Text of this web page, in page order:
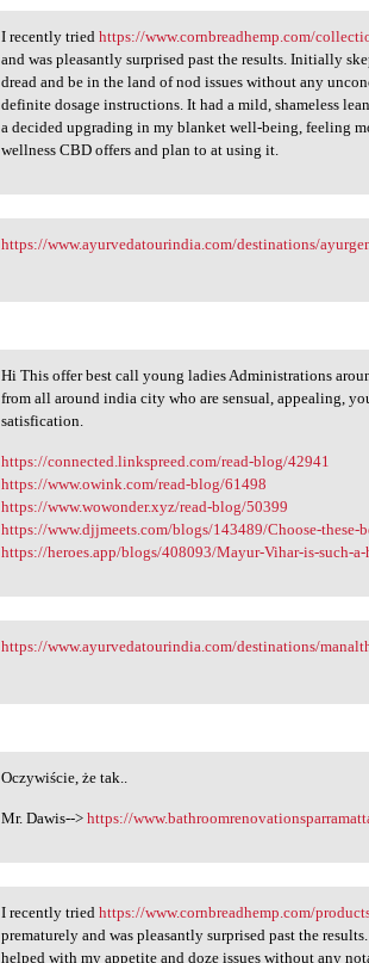
I recently tried https://www
I recently triedhttps://www.cornbreadhemp.com/
and was pleasantly surprised past the results. Initially
dread and be in the land of nod issues without any
definite dosage instructions. It had a mild, shameless
a decided upgrading in my blanket well-being, feeling
wellness CBD offers and plan to at using it.
https://www.ayurvedatourindia
https://www.ayurvedatourindia.com/destinations/
Hi This offer best call young
Hi This offer best call young ladies Administrations
from all around india city who are sensual, appealing,
satisfication.
https://connected.linkspreed.com/read-blog/42941
https://www.owink.com/read-blog/61498
https://www.wowonder.xyz/read-blog/50399
https://www.djjmeets.com/blogs/143489/Choose-these-
https://heroes.app/blogs/408093/Mayur-Vihar-is-such-
https://www.ayurvedatourindia
https://www.ayurvedatourindia.com/destinations/
Oczywiście, że tak..
Oczywiście, że tak..
Mr. Dawis-->https://
I recently tried https://www
I recently triedhttps://www.cornbreadhemp.com/
prematurely and was pleasantly surprised past the
helped with my appetite and doze issues without any